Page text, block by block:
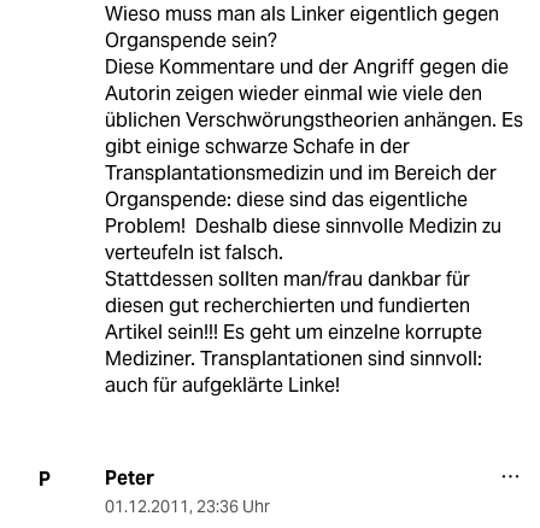
Wieso muss man als Linker eigentlich gegen
Organspende sein?
Diese Kommentare und der Angriff gegen die
Autorin zeigen wieder einmal wie viele den
üblichen Verschwörungstheorien anhängen. Es
gibt einige schwarze Schafe in der
Transplantationsmedizin und im Bereich der
Organspende: diese sind das eigentliche
Problem! Deshalb diese sinnvolle Medizin zu
verteufeln ist falsch.
Stattdessen sollten man/frau dankbar für
diesen gut recherchierten und fundierten
Artikel sein!!! Es geht um einzelne korrupte
Mediziner. Transplantationen sind sinnvoll:
auch für aufgeklärte Linke!
P Peter
01.12.2011, 23:36 Uhr